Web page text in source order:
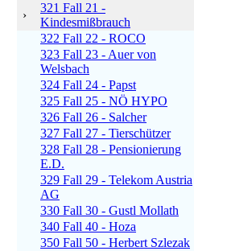
›
321 Fall 21 -
Kindesmißbrauch
322 Fall 22 - ROCO
323 Fall 23 - Auer von
Welsbach
324 Fall 24 - Papst
325 Fall 25 - NÖ HYPO
326 Fall 26 - Salcher
327 Fall 27 - Tierschützer
328 Fall 28 - Pensionierung
E.D.
329 Fall 29 - Telekom Austria
AG
330 Fall 30 - Gustl Mollath
340 Fall 40 - Hoza
350 Fall 50 - Herbert Szlezak